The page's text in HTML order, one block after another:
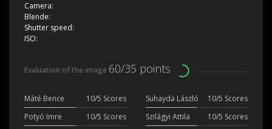
Camera:
Blende:
Shutter speed:
ISO:
Evaluation of the image 60/35 points
Máté Bence 10/5 Scores Suhayda László
10/5 Scores
Potyó Imre
10/5 Scores Szilágyi Attila
10/5 Scores